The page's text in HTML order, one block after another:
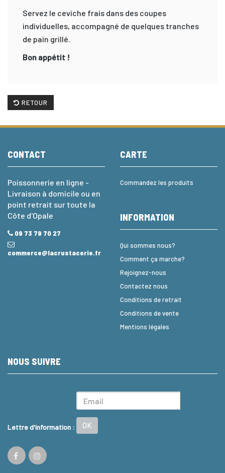
Servez le ceviche frais dans des coupes
individuelles, accompagné de quelques tranches
de pain grillé.
Bon appétit !
RETOUR
CONTACT
Poissonnerie en ligne -
Livraison à domicile ou en
point retrait sur toute la
Côte d'Opale
09 73 79 70 27
commerce@lacrustacerie.fr
CARTE
Commandez les produits
INFORMATION
Qui sommes nous?
Comment ça marche?
Rejoignez-nous
Contactez nous
Conditions de retrait
Conditions de vente
Mentions légales
NOUS SUIVRE
Lettre d'information : OK